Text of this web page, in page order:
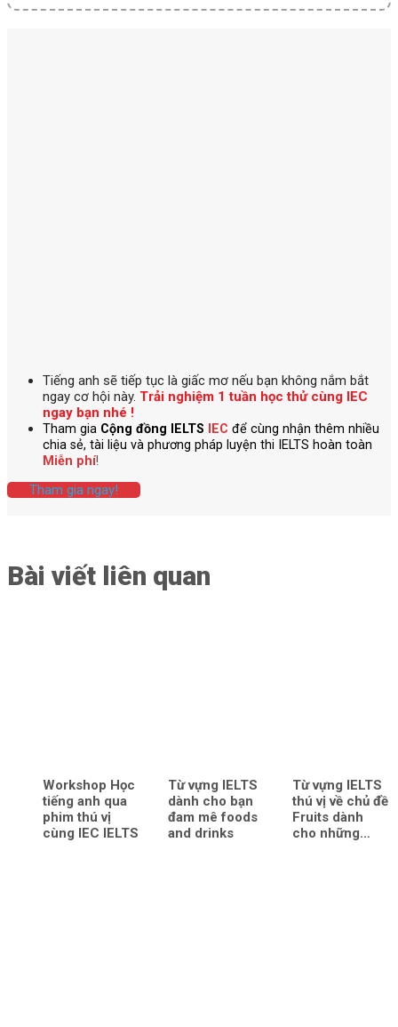
Tiếng anh sẽ tiếp tục là giấc mơ nếu bạn không nắm bắt
ngay cơ hội này. Trải nghiệm 1 tuần học thử cùng IEC
ngay bạn nhé !
Tham gia Cộng đồng IELTS IEC để cùng nhận thêm nhiều
chia sẻ, tài liệu và phương pháp luyện thi IELTS hoàn toàn
Miễn phí!
Tham gia ngay!
Bài viết liên quan
Workshop Học
tiếng anh qua
phim thú vị
cùng IEC IELTS
Từ vựng IELTS
dành cho bạn
đam mê foods
and drinks
Từ vựng IELTS
thú vị về chủ đề
Fruits dành
cho những…